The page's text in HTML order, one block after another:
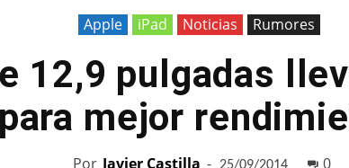
Apple iPad Noticias Rumores
12,9 pulgadas
para mejor
Por Javier Castilla - 0